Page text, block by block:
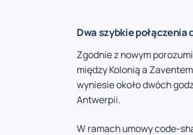
Dwa szybkie połączenia
Zgodnie z nowym
między Kolonią a
wyniesie około dwóch
Antwerpii.
W ramach umowy code-